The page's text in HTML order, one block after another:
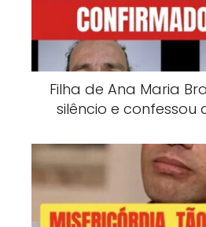
Filha de Ana Maria
silêncio e confessou